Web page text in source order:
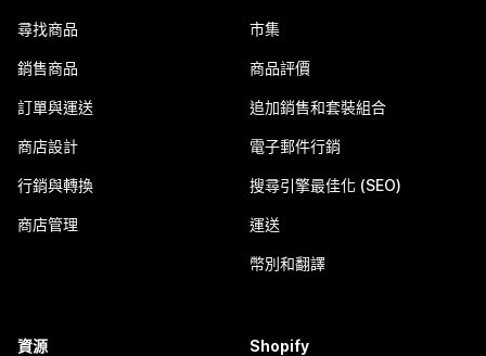
尋找商品
銷售商品
訂單與運送
商店設計
行銷與轉換
商店管理
市集
商品評價
追加銷售和套裝組合
電子郵件行銷
搜尋引擎最佳化 (SEO)
運送
幣別和翻譯
資源 Shopify